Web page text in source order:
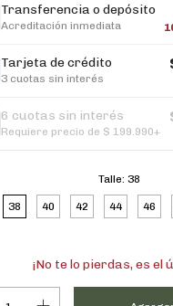
Transferencia o depósito
Acreditación inmediata
Tarjeta de crédito
3 cuotas sin interés
6 cuotas sin interés
Requiere precio de $ 199.990+
Talle: 38
38 40 42 44 46
¡No te lo pierdas, es el